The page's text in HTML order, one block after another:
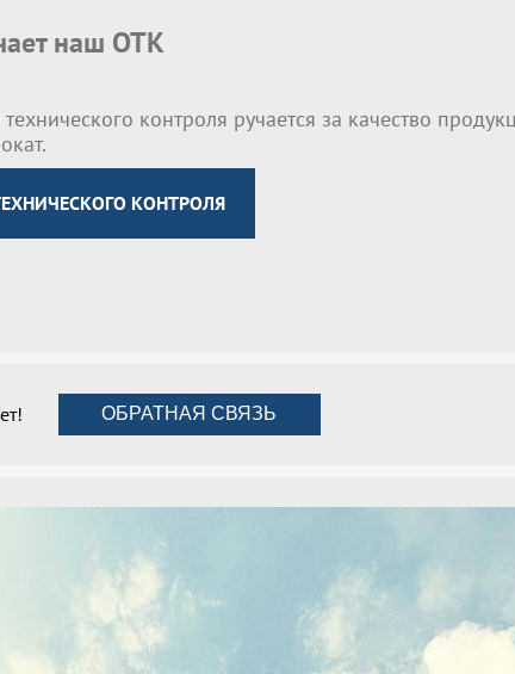
наш ОТК
контроля ручается за качество
КОНТРОЛЯ
ОБРАТНАЯ СВЯЗЬ